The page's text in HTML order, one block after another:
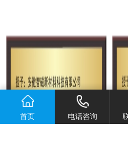
首页 电话咨询